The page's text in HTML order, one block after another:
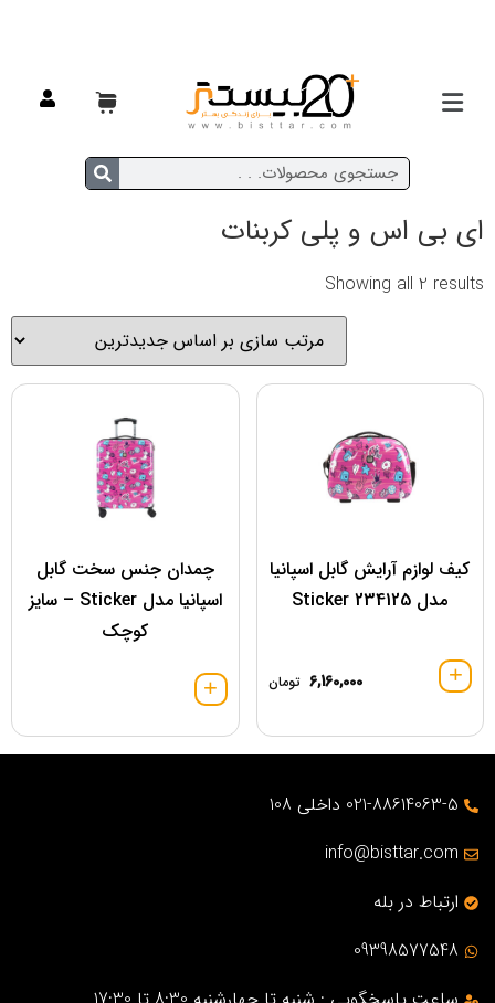
/ محصول جنس / ای بی اس و پلی کربنات
ای بی اس و پلی کربنات
Showing all 2 results
کیف لوازم آرایش گابل اسپانیا
مدل 234125 Sticker
6,160,000 تومان
چمدان جنس سخت گابل
اسپانیا مدل Sticker – سایز
کوچک
021-88614063-5 داخلی 108
info@bisttar.com
ارتباط در بله
09398577548